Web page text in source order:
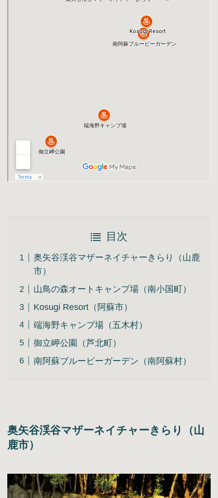
目次
奥矢谷渓谷マザーネイチャーきらり（山鹿
市）
山鳥の森オートキャンプ場（南小国町）
Kosugi Resort（阿蘇市）
端海野キャンプ場（五木村）
御立岬公園（芦北町）
南阿蘇ブルービーガーデン（南阿蘇村）
奥矢谷渓谷マザーネイチャーきらり（山
鹿市）